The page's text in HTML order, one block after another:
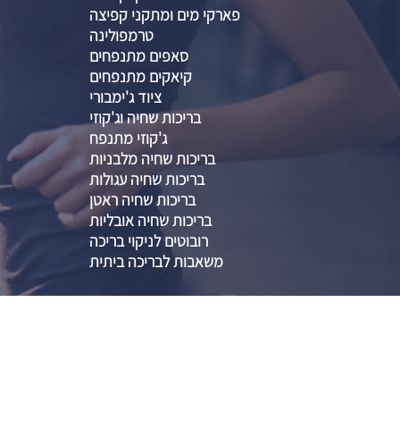
פארקי מים ומתקני קפיצה
טרמפולינה
סאפים מתנפחים
קיאקים מתנפחים
ציוד ג'ימבורי
בריכות שחיה וג'קוזי
ג'קוזי מתנפח
בריכות שחיה מלבניות
בריכות שחיה עגולות
בריכות שחיה ראטן
בריכות שחיה אובליות
רובוטים לניקוי בריכה
משאבות לבריכה ביתית